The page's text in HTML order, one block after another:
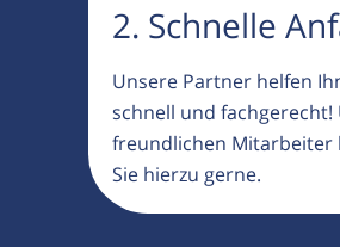
2. Schnelle
Unsere Partner helfen
schnell und fachgerecht!
freundlichen Mitarbeiter
Sie hierzu gerne.